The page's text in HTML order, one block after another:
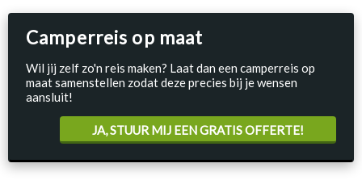
Camperreis op maat
Wil jij zelf zo'n reis maken? Laat dan een camperreis op
maat samenstellen zodat deze precies bij je wensen
aansluit!
JA, STUUR MIJ EEN GRATIS OFFERTE!